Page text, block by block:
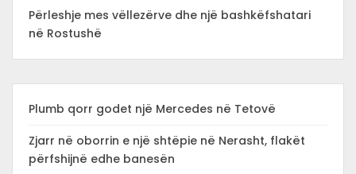
Përleshje mes vëllezërve dhe një bashkëfshatari
në Rostushë
Plumb qorr godet një Mercedes në Tetovë
Zjarr në oborrin e një shtëpie në Nerasht, flakët
përfshijnë edhe banesën